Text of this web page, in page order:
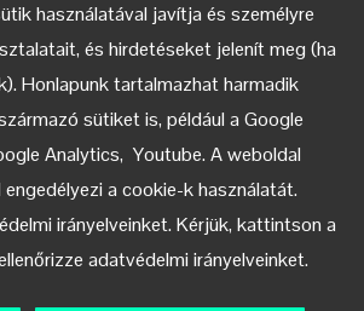
használatával javítja és személyre
és hirdetéseket jelenít meg (ha
Honlapunk tartalmazhat harmadik
sütiket is, például a Google
Analytics, Youtube. A weboldal
a cookie-k használatát.
irányelveinket. Kérjük, kattintson a
adatvédelmi irányelveinket.
Keress az Instagramon